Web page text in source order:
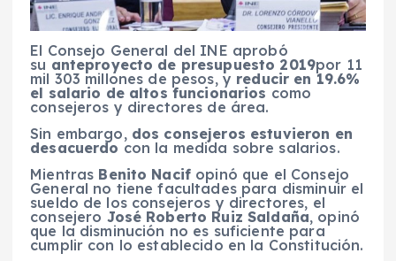
El Consejo General del INE aprobó
su anteproyecto de presupuesto 2019por 11
mil 303 millones de pesos, y reducir en 19.6%
el salario de altos funcionarios como
consejeros y directores de área.
Sin embargo, dos consejeros estuvieron en
desacuerdo con la medida sobre salarios.
Mientras Benito Nacif opinó que el Consejo
General no tiene facultades para disminuir el
sueldo de los consejeros y directores, el
consejero José Roberto Ruiz Saldaña, opinó
que la disminución no es suficiente para
cumplir con lo establecido en la Constitución.